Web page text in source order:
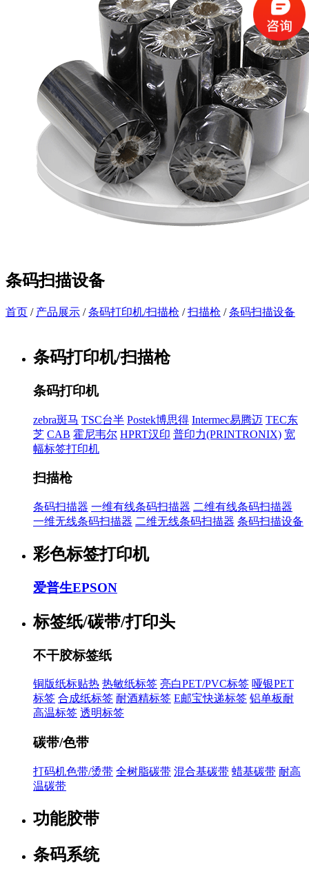
条码扫描设备
首页 / 产品展示 /条码打印机/扫描枪 /扫描枪 /条码扫描设备
条码打印机/扫描枪
条码打印机
zebra斑马 TSC台半 Postek博思得 Intermec易腾迈 TEC东
芝 CAB 霍尼韦尔 HPRT汉印 普印力(PRINTRONIX) 宽
幅标签打印机
扫描枪
条码扫描器 一维有线条码扫描器 二维有线条码扫描器
一维无线条码扫描器 二维无线条码扫描器 条码扫描设备
彩色标签打印机
爱普生EPSON
标签纸/碳带/打印头
不干胶标签纸
铜版纸标贴热 热敏纸标签 亮白PET/PVC标签 哑银PET
标签 合成纸标签 耐酒精标签 E邮宝快递标签 铝单板耐
高温标签 透明标签
碳带/色带
打码机色带/烫带 全树脂碳带 混合基碳带 蜡基碳带 耐高
温碳带
功能胶带
条码系统